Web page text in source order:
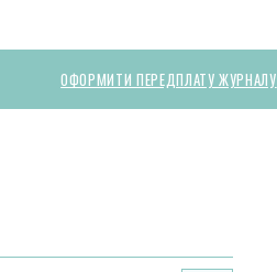
ОФОРМИТИ ПЕРЕДПЛАТУ ЖУРНАЛУ